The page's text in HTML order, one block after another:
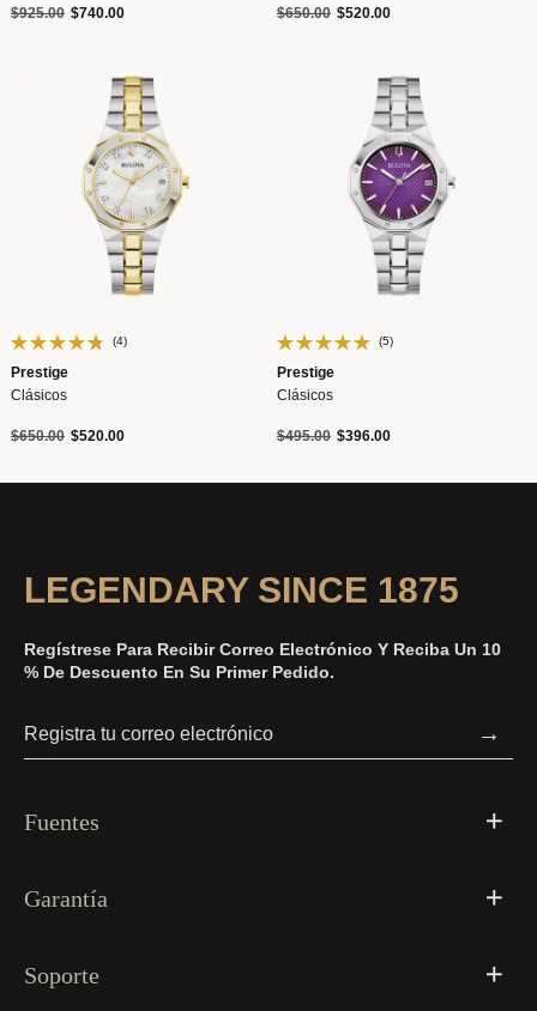
Precio reducido de
$925.00a$740.00 Precio reducido de
$650.00a$520.00
(4)
Prestige
Clásicos
Precio reducido de
$650.00a$520.00
(5)
Prestige
Clásicos
Precio reducido de
$495.00a$396.00
LEGENDARY SINCE 1875
Regístrese Para Recibir Correo Electrónico Y Reciba Un 10
% De Descuento En Su Primer Pedido.
→
Fuentes
Garantía
Soporte